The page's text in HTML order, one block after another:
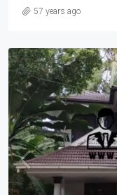
57 years ago